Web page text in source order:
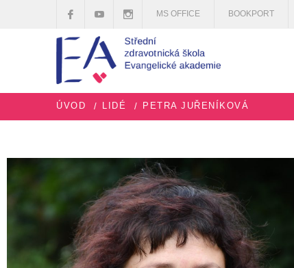
MS OFFICE BOOKPORT
ÚVOD LIDÉ PETRA JUŘENÍKOVÁ